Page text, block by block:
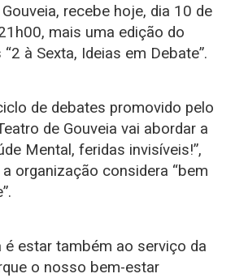
recebe hoje, dia 10 de
mais uma edição do
à Sexta, Ideias em Debate”.
de debates promovido pelo
de Gouveia vai abordar a
Mental, feridas invisíveis!”,
organização considera “bem
é estar também ao serviço da
o nosso bem-estar